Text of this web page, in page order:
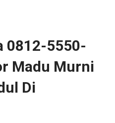
0812-5550-
Madu Murni
Di